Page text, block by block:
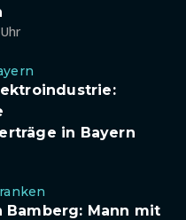
in Bayern
Bamberg: Mann mit